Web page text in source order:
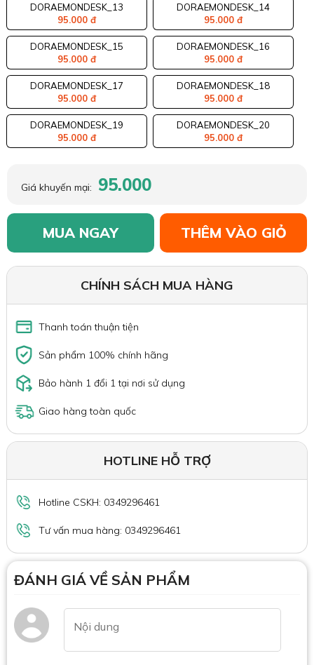
DORAEMONDESK_13
95.000 đ
DORAEMONDESK_14
95.000 đ
DORAEMONDESK_15
95.000 đ
DORAEMONDESK_16
95.000 đ
DORAEMONDESK_17
95.000 đ
DORAEMONDESK_18
95.000 đ
DORAEMONDESK_19
95.000 đ
DORAEMONDESK_20
95.000 đ
Giá khuyến mại: 95.000
MUA NGAY THÊM VÀO GIỎ
CHÍNH SÁCH MUA HÀNG
Thanh toán thuận tiện
Sản phẩm 100% chính hãng
Bảo hành 1 đổi 1 tại nơi sử dụng
Giao hàng toàn quốc
HOTLINE HỖ TRỢ
Hotline CSKH: 0349296461
Tư vấn mua hàng: 0349296461
ĐÁNH GIÁ VỀ SẢN PHẨM